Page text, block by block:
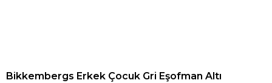
Bikkembergs Erkek Çocuk Gri Eşofman Altı